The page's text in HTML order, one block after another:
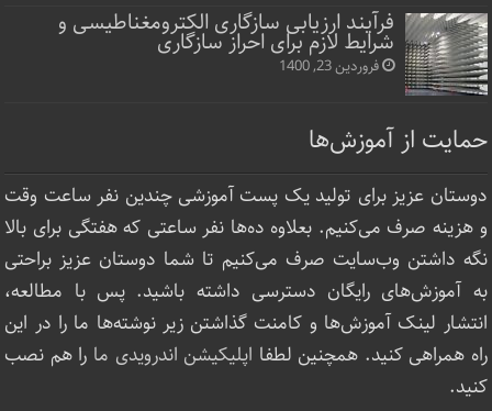
فرآیند ارزیابی سازگاری الکترومغناطیسی و
شرایط لازم برای احراز سازگاری
فروردین 23, 1400
حمایت از آموزش‌ها
دوستان عزیز برای تولید یک پست آموزشی چندین نفر ساعت‌ وقت
و هزینه صرف می‌کنیم. بعلاوه ده‌ها نفر ساعتی که هفتگی برای بالا
نگه داشتن وب‌سایت صرف ‌می‌کنیم تا شما دوستان عزیز براحتی
به آموزش‌های رایگان دسترسی داشته باشید. پس با مطالعه،
انتشار لینک‌ آموزش‌ها و کامنت گذاشتن زیر نوشته‌‌ها ما را در این
راه همراهی کنید. همچنین لطفا اپلیکیشن اندرویدی ما را هم نصب
کنید.